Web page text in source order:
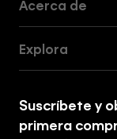
Acerca de
Tiendas
Explora
Suscríbete y
primera